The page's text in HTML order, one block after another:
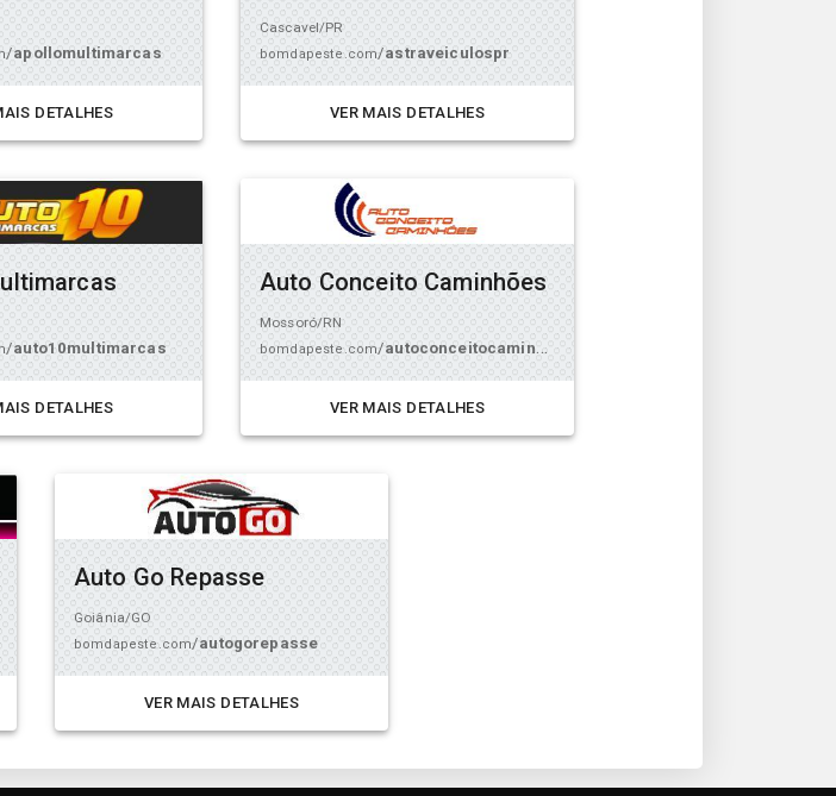
/apollomultimarcas
DETALHES
Cascavel/PR
bomdapeste.com/astraveiculospr
VER MAIS DETALHES
/auto10multimarcas
DETALHES
Auto Conceito Caminhões
Mossoró/RN
bomdapeste.com/autoconceitocaminhoes
VER MAIS DETALHES
Auto Go Repasse
Goiânia/GO
bomdapeste.com/autogorepasse
VER MAIS DETALHES